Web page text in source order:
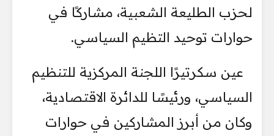
لحزب الطليعة الشعبية، مشاركًا في
حوارات توحيد التظيم السياسي.
عين سكرتيرًا اللجنة المركزية للتنظيم
السياسي، ورئيسًا للدائرة الاقتصادية،
وكان من أبرز المشاركين في حوارات